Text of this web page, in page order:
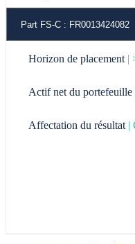
Horizon de placement |
Actif net du portefeuille
Affectation du résultat |